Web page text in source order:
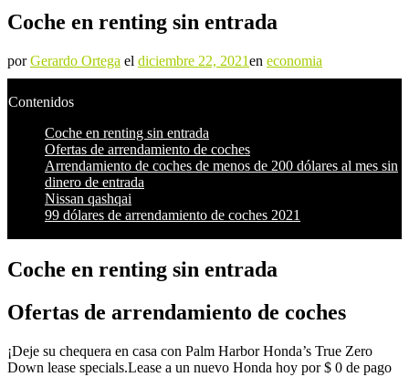
Coche en renting sin entrada
porGerardo Ortega el diciembre 22, 2021en economia
Contenidos
Coche en renting sin entrada
Ofertas de arrendamiento de coches
Arrendamiento de coches de menos de 200 dólares al mes sin
dinero de entrada
Nissan qashqai
99 dólares de arrendamiento de coches 2021
Coche en renting sin entrada
Ofertas de arrendamiento de coches
¡Deje su chequera en casa con Palm Harbor Honda’s True Zero
Down lease specials.Lease a un nuevo Honda hoy por $ 0 de pago